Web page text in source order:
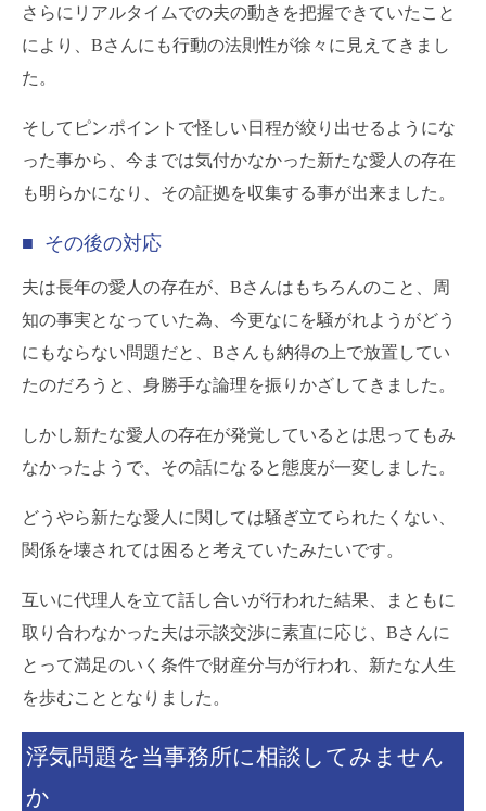
さらにリアルタイムでの夫の動きを把握できていたこと
により、Bさんにも行動の法則性が徐々に見えてきまし
た。
そしてピンポイントで怪しい日程が絞り出せるようにな
った事から、今までは気付かなかった新たな愛人の存在
も明らかになり、その証拠を収集する事が出来ました。
■ その後の対応
夫は長年の愛人の存在が、Bさんはもちろんのこと、周
知の事実となっていた為、今更なにを騒がれようがどう
にもならない問題だと、Bさんも納得の上で放置してい
たのだろうと、身勝手な論理を振りかざしてきました。
しかし新たな愛人の存在が発覚しているとは思ってもみ
なかったようで、その話になると態度が一変しました。
どうやら新たな愛人に関しては騒ぎ立てられたくない、
関係を壊されては困ると考えていたみたいです。
互いに代理人を立て話し合いが行われた結果、まともに
取り合わなかった夫は示談交渉に素直に応じ、Bさんに
とって満足のいく条件で財産分与が行われ、新たな人生
を歩むこととなりました。
浮気問題を当事務所に相談してみません
か